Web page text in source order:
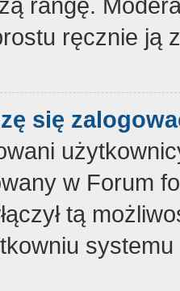
ręcznie ją
się
w Forum
tą